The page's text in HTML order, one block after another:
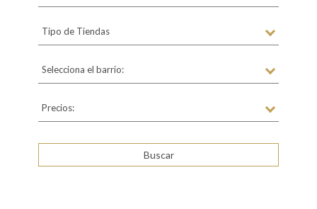
Tipo de Tiendas
Selecciona el barrio:
Precios: